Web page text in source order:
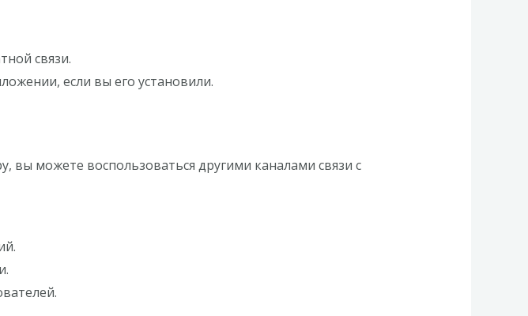
связи.
если вы его установили.
вы можете воспользоваться другими каналами связи с